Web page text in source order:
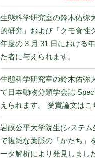
生態科学研究室の鈴木佑弥
的研究」および「クモ食性
年度の 3 月 31 日における
た者に与えられます。
生態科学研究室の鈴木佑弥
て日本動物分類学会誌
えられます。
受賞論文はこ
岩政公平大学院生(システ
で複雑な葉脈の「かたち」
ータ解析により発見しまし